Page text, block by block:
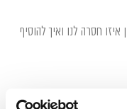
איזו חסרה לנו ואיך להוסיף